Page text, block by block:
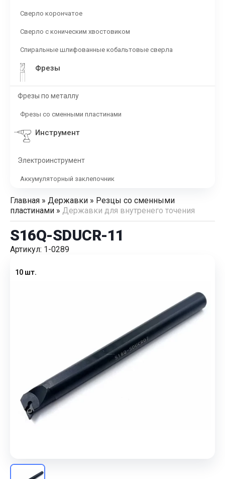
Сверло корончатое
Сверло с коническим хвостовиком
Спиральные шлифованные кобальтовые сверла
Фрезы
Фрезы по металлу
Фрезы со сменными пластинами
Инструмент
Электроинструмент
Аккумуляторный заклепочник
Главная » Державки » Резцы со сменными
пластинами » Державки для внутренего точения
S16Q-SDUCR-11
Артикул: 1-0289
10 шт.